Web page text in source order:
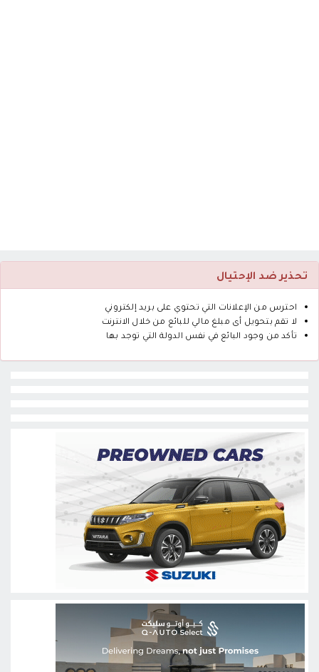
تحذير ضد الإحتيال
احترس من الإعلانات التي تحتوي على بريد إلكتروني
لا تقم بتحويل أى مبلغ مالي للبائع من خلال الانترنت
تأكد من وجود البائع في نفس الدولة التي توجد بها